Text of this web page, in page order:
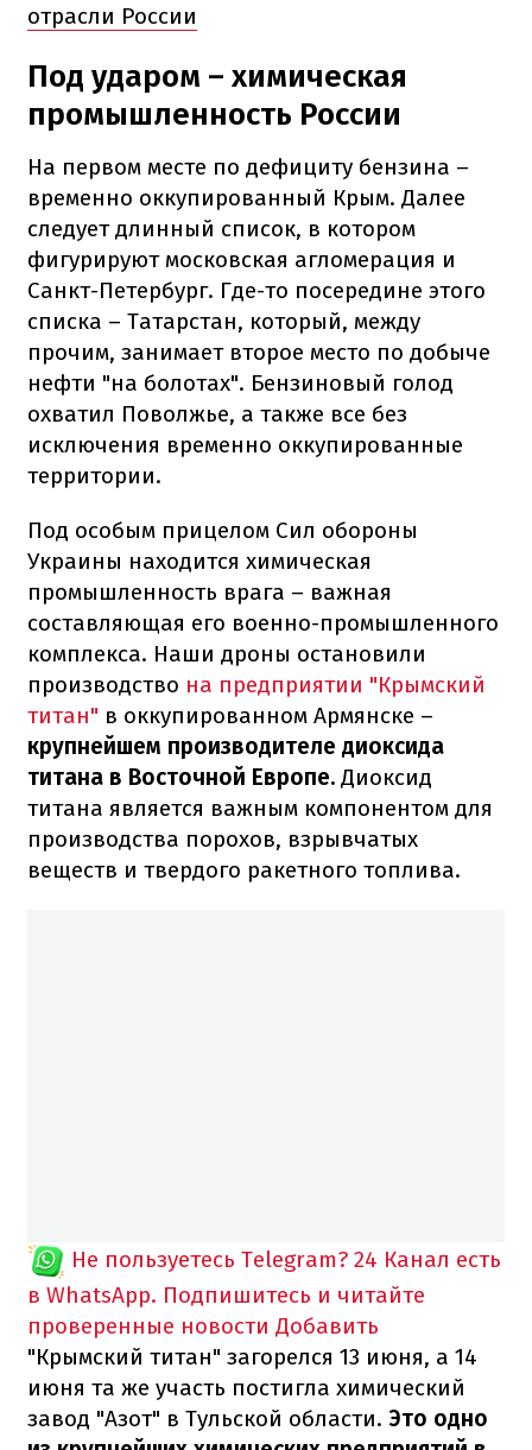
отрасли России
Под ударом – химическая
промышленность России
На первом месте по дефициту бензина –
временно оккупированный Крым. Далее
следует длинный список, в котором
фигурируют московская агломерация и
Санкт-Петербург. Где-то посередине этого
списка – Татарстан, который, между
прочим, занимает второе место по добыче
нефти "на болотах". Бензиновый голод
охватил Поволжье, а также все без
исключения временно оккупированные
территории.
Под особым прицелом Сил обороны
Украины находится химическая
промышленность врага – важная
составляющая его военно-промышленного
комплекса. Наши дроны остановили
производство на предприятии "Крымский
титан" в оккупированном Армянске –
крупнейшем производителе диоксида
титана в Восточной Европе. Диоксид
титана является важным компонентом для
производства порохов, взрывчатых
веществ и твердого ракетного топлива.
Не пользуетесь Telegram? 24 Канал есть
в WhatsApp. Подпишитесь и читайте
проверенные новости Добавить
"Крымский титан" загорелся 13 июня, а 14
июня та же участь постигла химический
завод "Азот" в Тульской области. Это одно